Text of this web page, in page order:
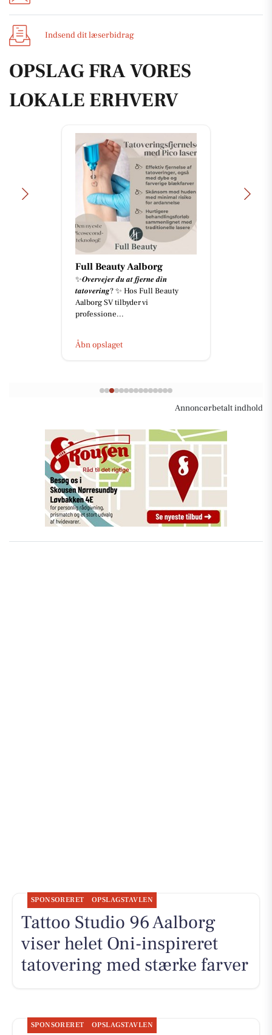
Indsend dit læserbidrag
OPSLAG FRA VORES
LOKALE ERHVERV
Full Beauty Aalborg
✨𝑶𝒗𝒆𝒓𝒗𝒆𝒋𝒆𝒓 𝒅𝒖 𝒂𝒕 𝒇𝒋𝒆𝒓𝒏𝒆 𝒅𝒊𝒏
𝒕𝒂𝒕𝒐𝒗𝒆𝒓𝒊𝒏𝒈? ✨ Hos Full Beauty
Aalborg SV tilbyder vi
professione...
Åbn opslaget
Annoncørbetalt indhold
SPONSORERET OPSLAGSTAVLEN
Tattoo Studio 96 Aalborg
viser helet Oni-inspireret
tatovering med stærke farver
SPONSORERET OPSLAGSTAVLEN